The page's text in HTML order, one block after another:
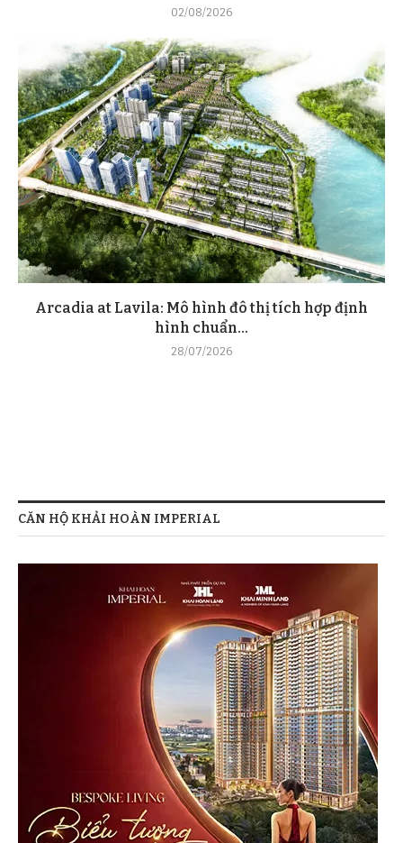
02/08/2026
Arcadia at Lavila: Mô hình đô thị tích hợp định
hình chuẩn...
28/07/2026
CĂN HỘ KHẢI HOÀN IMPERIAL